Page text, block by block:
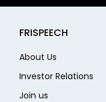
FRISPEECH
About Us
Investor Relations
Join us